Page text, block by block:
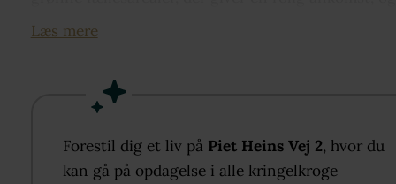
elevator fra gadeplan gør det nemt i hverdagen.
entréen samler boligen. De lyse trægulve og hvide
gør det let at indrette uden at det bliver
Køkkenalrummet er samlingspunktet, hvor du kan
Læs mere
Forestil dig et liv på Piet Heins Vej 2, hvor du
kan gå på opdagelse i alle kringelkroge